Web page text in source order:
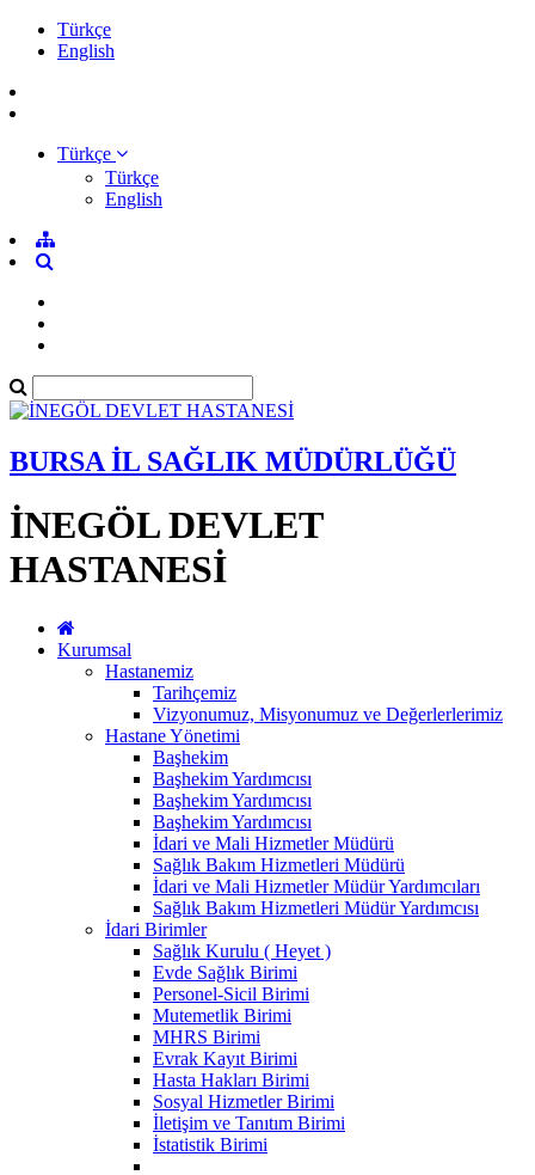
Türkçe
English
Türkçe
Türkçe
English
BURSA İL SAĞLIK MÜDÜRLÜĞÜ
İNEGÖL DEVLET
HASTANESİ
Kurumsal
Hastanemiz
Tarihçemiz
Vizyonumuz, Misyonumuz ve Değerlerlerimiz
Hastane Yönetimi
Başhekim
Başhekim Yardımcısı
Başhekim Yardımcısı
Başhekim Yardımcısı
İdari ve Mali Hizmetler Müdürü
Sağlık Bakım Hizmetleri Müdürü
İdari ve Mali Hizmetler Müdür Yardımcıları
Sağlık Bakım Hizmetleri Müdür Yardımcısı
İdari Birimler
Sağlık Kurulu ( Heyet )
Evde Sağlık Birimi
Personel-Sicil Birimi
Mutemetlik Birimi
MHRS Birimi
Evrak Kayıt Birimi
Hasta Hakları Birimi
Sosyal Hizmetler Birimi
İletişim ve Tanıtım Birimi
İstatistik Birimi